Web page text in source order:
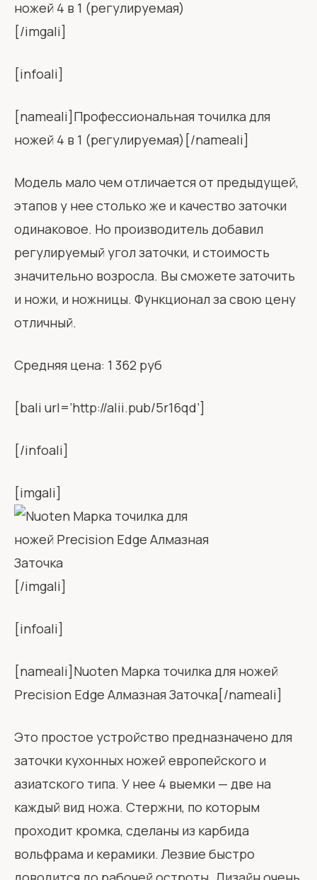
[/imgali]
[infoali]
[nameali]Профессиональная точилка для
ножей 4 в 1 (регулируемая)[/nameali]
Модель мало чем отличается от предыдущей,
этапов у нее столько же и качество заточки
одинаковое. Но производитель добавил
регулируемый угол заточки, и стоимость
значительно возросла. Вы сможете заточить
и ножи, и ножницы. Функционал за свою цену
отличный.
Средняя цена: 1 362 руб
[bali url=’http://alii.pub/5r16qd’]
[/infoali]
[imgali]
[/imgali]
[infoali]
[nameali]Nuoten Марка точилка для ножей
Precision Edge Алмазная Заточка[/nameali]
Это простое устройство предназначено для
заточки кухонных ножей европейского и
азиатского типа. У нее 4 выемки — две на
каждый вид ножа. Стержни, по которым
проходит кромка, сделаны из карбида
вольфрама и керамики. Лезвие быстро